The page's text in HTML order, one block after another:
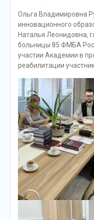
Ольга Владимировна
инновационного
Наталья Леонидовна,
больницы 85 ФМБА
участии Академии в
реабилитации